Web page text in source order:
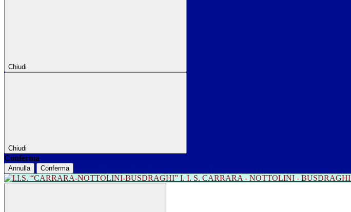
Chiudi
Chiudi
Conferma
Annulla Conferma
I. I. S. CARRARA - NOTTOLINI - BUSDRAGHI